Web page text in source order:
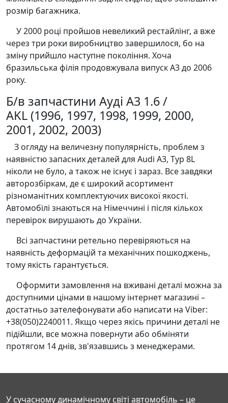
розмір багажника.
У 2000 році пройшов невеликий рестайлінг, а вже
через три роки виробництво завершилося, бо на
зміну прийшло наступне покоління. Хоча
бразильська філія продовжувала випуск A3 до 2006
року.
Б/в запчастини Ауді А3 1.6 /
AKL (1996, 1997, 1998, 1999, 2000,
2001, 2002, 2003)
З огляду на величезну популярність, проблем з
наявністю запасних деталей для Audi A3, Typ 8L
ніколи не було, а також не існує і зараз. Все завдяки
авторозбіркам, де є широкий асортимент
різноманітних комплектуючих високої якості.
Автомобілі знаються на Німеччині і після кількох
перевірок вирушають до України.
Всі запчастини ретельно перевіряються на
наявність деформацій та механічних пошкоджень,
тому якість гарантується.
Оформити замовлення на вживані деталі можна за
доступними цінами в нашому інтернет магазині –
достатньо зателефонувати або написати на Viber:
+38(050)2240011. Якщо через якісь причини деталі не
підійшли, все можна повернути або обміняти
протягом 14 днів, зв'язавшись з менеджерами.
У сучасному динамічному світі автомобіль – це